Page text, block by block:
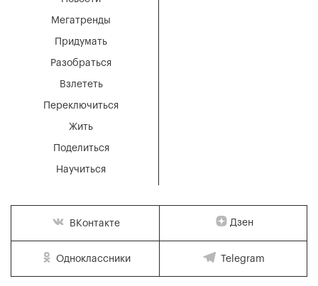
Мегатренды
Придумать
Разобраться
Взлететь
Переключиться
Жить
Поделиться
Научиться
ВКонтакте Дзен
Одноклассники Telegram